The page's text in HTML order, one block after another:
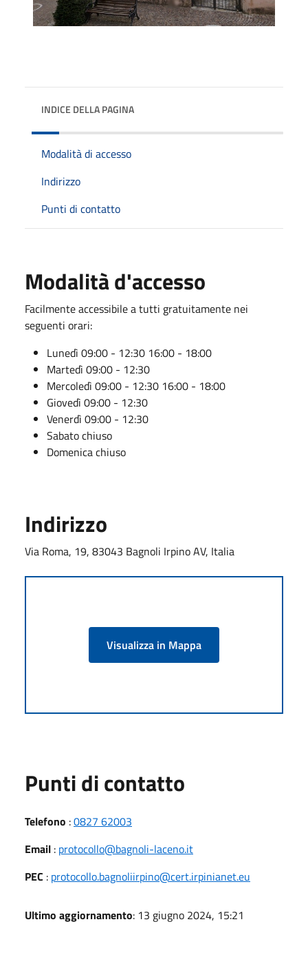
INDICE DELLA PAGINA
Modalità di accesso
Indirizzo
Punti di contatto
Modalità d'accesso
Facilmente accessibile a tutti gratuitamente nei
seguenti orari:
Lunedì 09:00 - 12:30 16:00 - 18:00
Martedì 09:00 - 12:30
Mercoledì 09:00 - 12:30 16:00 - 18:00
Giovedì 09:00 - 12:30
Venerdì 09:00 - 12:30
Sabatochiuso
Domenicachiuso
Indirizzo
Via Roma, 19, 83043 Bagnoli Irpino AV, Italia
Visualizza in Mappa
Punti di contatto
Telefono :0827 62003
Email : protocollo@bagnoli-laceno.it
PEC : protocollo.bagnoliirpino@cert.irpinianet.eu
Ultimo aggiornamento: 13 giugno 2024, 15:21